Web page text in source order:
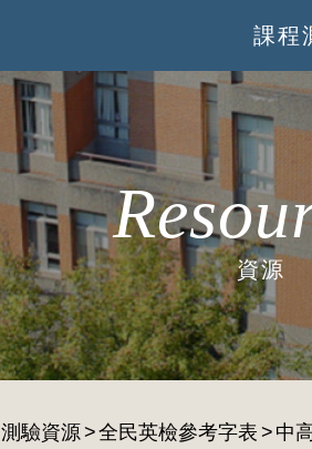
課程
資源
測驗資源 全民英檢參考字表 中